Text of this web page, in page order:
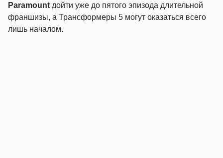
Paramount дойти уже до пятого эпизода длительной
франшизы, а Трансформеры 5 могут оказаться всего
лишь началом.